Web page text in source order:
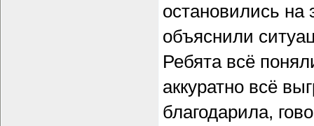
остановились
объяснили
Ребята всё
аккуратно всё
благодарила,